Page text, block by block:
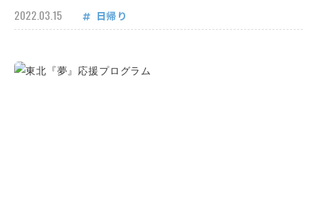
2022.03.15 日帰り